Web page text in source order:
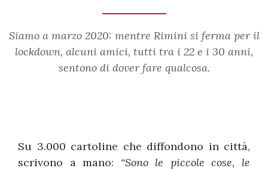
Siamo a marzo 2020: mentre Rimini si ferma per il
lockdown, alcuni amici, tutti tra i 22 e i 30 anni,
sentono di dover fare qualcosa.
Su 3.000 cartoline che diffondono in città,
scrivono a mano: “Sono le piccole cose, le